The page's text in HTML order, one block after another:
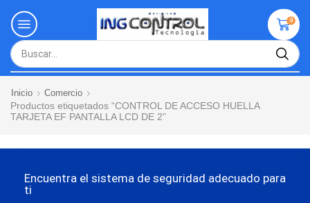
0
Inicio Comercio
Productos etiquetados “CONTROL DE ACCESO HUELLA
TARJETA EF PANTALLA LCD DE 2”
Encuentra el sistema de seguridad adecuado para
ti